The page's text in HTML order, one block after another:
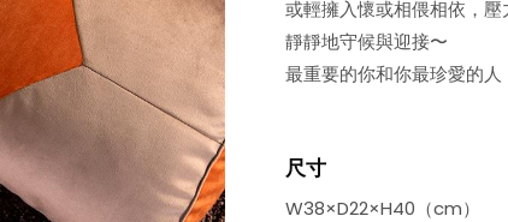
或輕擁入懷或相偎相依，壓
靜靜地守候與迎接〜
最重要的你和你最珍愛的
尺寸
W38×D22×H40（cm）